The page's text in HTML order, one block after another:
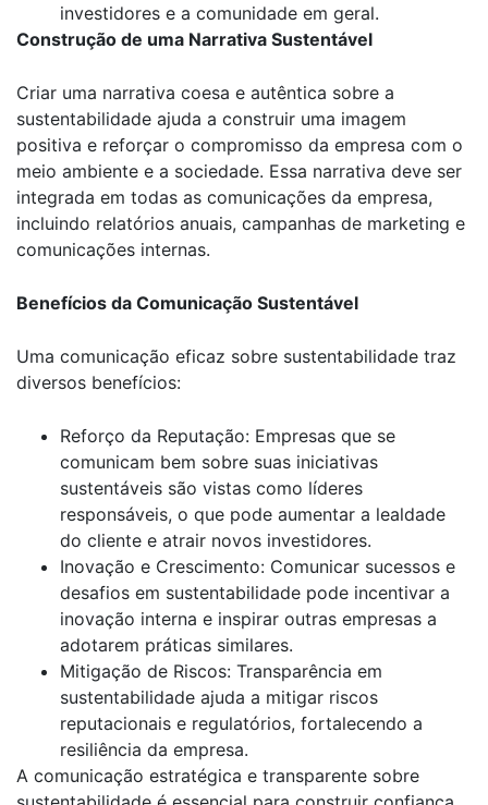
investidores e a comunidade em geral.
Construção de uma Narrativa Sustentável
Criar uma narrativa coesa e autêntica sobre a
sustentabilidade ajuda a construir uma imagem
positiva e reforçar o compromisso da empresa com o
meio ambiente e a sociedade. Essa narrativa deve ser
integrada em todas as comunicações da empresa,
incluindo relatórios anuais, campanhas de marketing e
comunicações internas.
Benefícios da Comunicação Sustentável
Uma comunicação eficaz sobre sustentabilidade traz
diversos benefícios:
Reforço da Reputação: Empresas que se
comunicam bem sobre suas iniciativas
sustentáveis são vistas como líderes
responsáveis, o que pode aumentar a lealdade
do cliente e atrair novos investidores.
Inovação e Crescimento: Comunicar sucessos e
desafios em sustentabilidade pode incentivar a
inovação interna e inspirar outras empresas a
adotarem práticas similares.
Mitigação de Riscos: Transparência em
sustentabilidade ajuda a mitigar riscos
reputacionais e regulatórios, fortalecendo a
resiliência da empresa.
A comunicação estratégica e transparente sobre